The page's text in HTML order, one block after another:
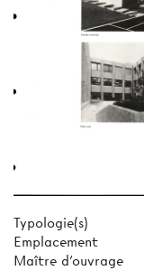
Typologie(s)
Emplacement
Maître d'ouvrage